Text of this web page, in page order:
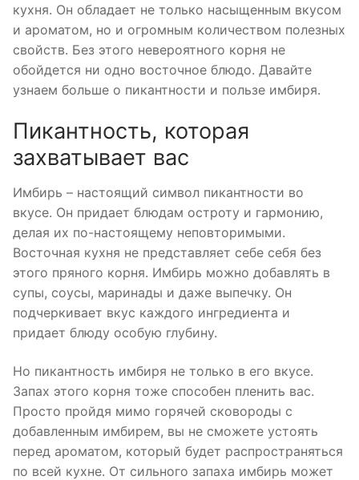
кухня. Он обладает не только насыщенным вкусом
и ароматом, но и огромным количеством полезных
свойств. Без этого невероятного корня не
обойдется ни одно восточное блюдо. Давайте
узнаем больше о пикантности и пользе имбиря.
Пикантность, которая
захватывает вас
Имбирь – настоящий символ пикантности во
вкусе. Он придает блюдам остроту и гармонию,
делая их по-настоящему неповторимыми.
Восточная кухня не представляет себе себя без
этого пряного корня. Имбирь можно добавлять в
супы, соусы, маринады и даже выпечку. Он
подчеркивает вкус каждого ингредиента и
придает блюду особую глубину.
Но пикантность имбиря не только в его вкусе.
Запах этого корня тоже способен пленить вас.
Просто пройдя мимо горячей сковороды с
добавленным имбирем, вы не сможете устоять
перед ароматом, который будет распространяться
по всей кухне. От сильного запаха имбирь может